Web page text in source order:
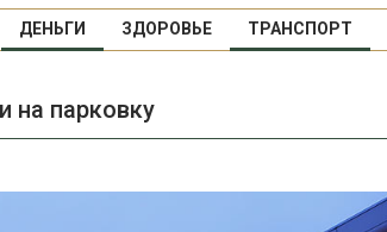
ДЕНЬГИ ЗДОРОВЬЕ ТРАНСПОРТ
на парковку